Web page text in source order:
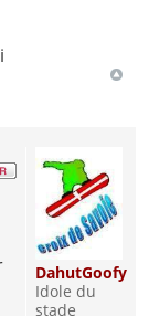
DahutGoofy
Idole du
stade